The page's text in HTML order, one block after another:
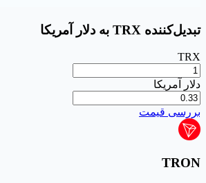
تبدیل‌کننده TRX به دلار آمریکا
TRX
دلار آمریکا
بررسی قیمت
TRON